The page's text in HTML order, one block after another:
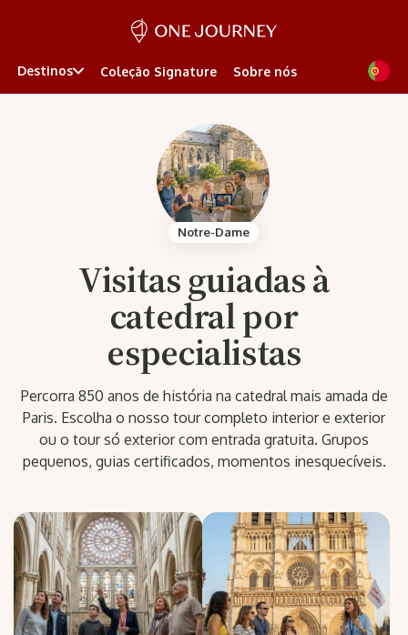
Destinos Coleção Signature Sobre nós
Notre-Dame
Visitas guiadas à
catedral por
especialistas
Percorra 850 anos de história na catedral mais amada de
Paris. Escolha o nosso tour completo interior e exterior
ou o tour só exterior com entrada gratuita. Grupos
pequenos, guias certificados, momentos inesquecíveis.